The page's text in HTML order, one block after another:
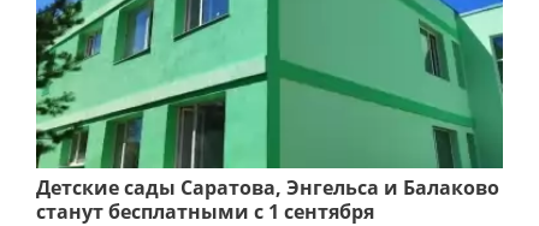
Детские сады Саратова, Энгельса и Балаково
станут бесплатными с 1 сентября